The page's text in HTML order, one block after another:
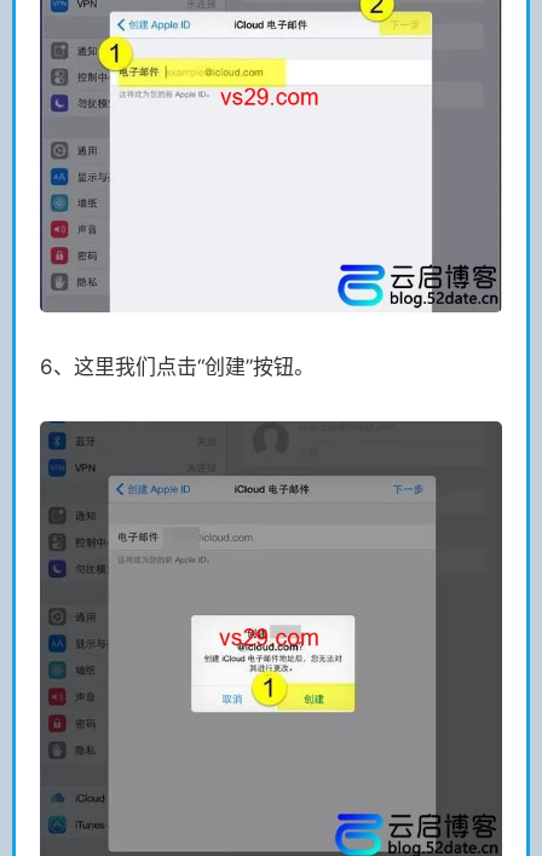
6、这里我们点击“创建”按钮。